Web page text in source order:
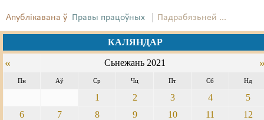
Апублікавана ў Правы працоўных Падрабязьней ...
КАЛЯНДАР
« Сьнежань 2021
Пн Аў Ср Чц Пт Сб Нд
1 2 3 4
5
6
7 8 9 10 11
12